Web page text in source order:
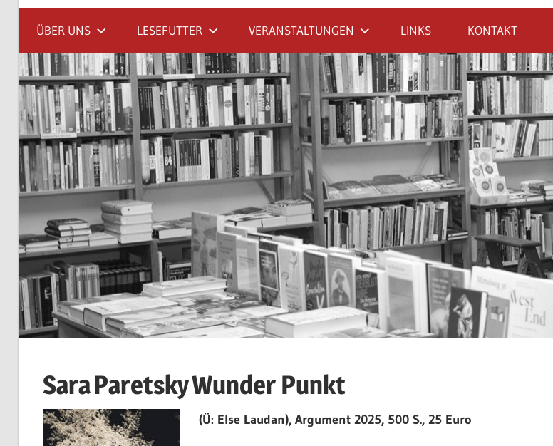
ÜBER UNS LESEFUTTER VERANSTALTUNGEN LINKS KONTAKT
SaraParetskyWunder Punkt
(Ü: Else Laudan), Argument 2025, 500 S., 25 Euro